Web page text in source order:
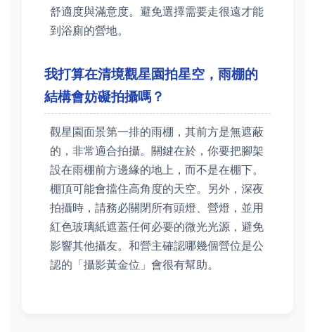
舒適度與滿意度。避免選擇需要走很遠才能
到浴廁的營地。
我打算在清境觀星園拍星空，雨棚的
結構會妨礙拍攝嗎？
觀星園面景第一排的雨棚，其前方是無遮蔽
的，非常適合拍攝。關鍵在於，你要把腳架
設在雨棚前方邊緣的地上，而不是在棚下。
棚頂可能會擋住高角度的天空。另外，深夜
拍攝時，請務必關閉所有頭燈、營燈，並用
紅色玻璃紙遮蓋任何必要的微光光源，避免
影響其他攝友。和營主確認哪幾個營位是公
認的「攝影黃金位」會很有幫助。